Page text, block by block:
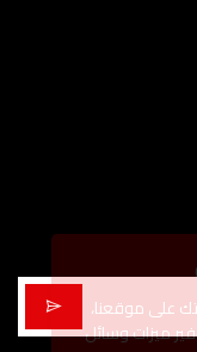
على موقعنا،
ميزات وسائل